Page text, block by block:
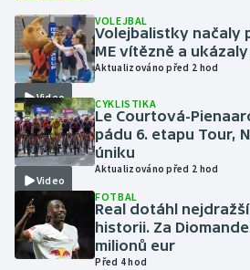
Krasobruslení
Lezení
Lyže a snowboard
Moderní pětiboj
Motorsport
Olympijské hry
Video
VOLEJBAL
Volejbalistky načaly
ME vítězně a
Aktualizováno před 2 hod
Video
CYKLISTIKA
Le Courtová-
pádu 6. etapu Tour,
úniku
Aktualizováno před 2 hod
FOTBAL
Real dotáhl
historii. Za
milionů eur
Před 4 hod